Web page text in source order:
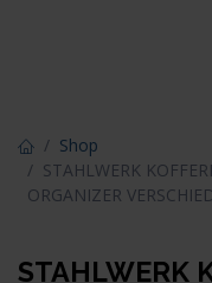
Shop
STAHLWERK
ORGANIZER
STAHLWERK